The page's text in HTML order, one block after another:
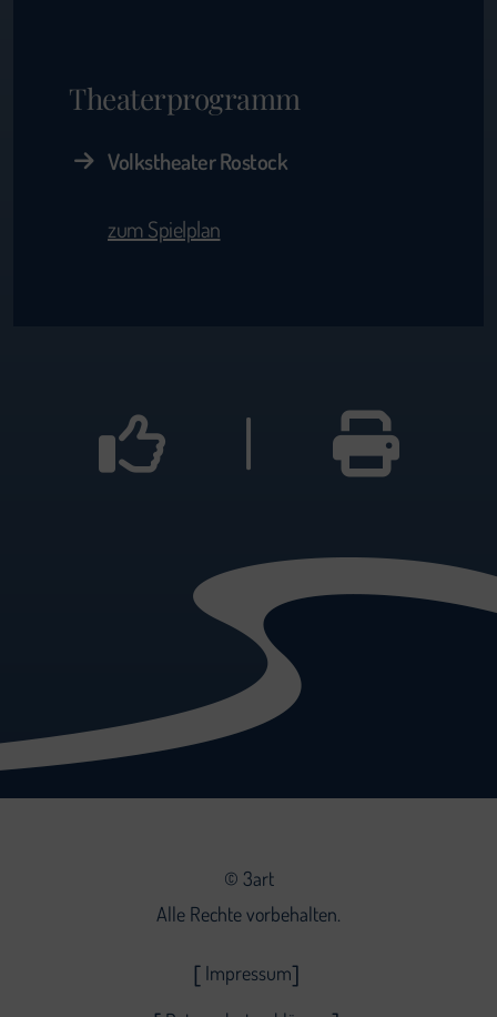
Theaterprogramm
Volkstheater Rostock
zum Spielplan
|
© 3art
Alle Rechte vorbehalten.
Impressum